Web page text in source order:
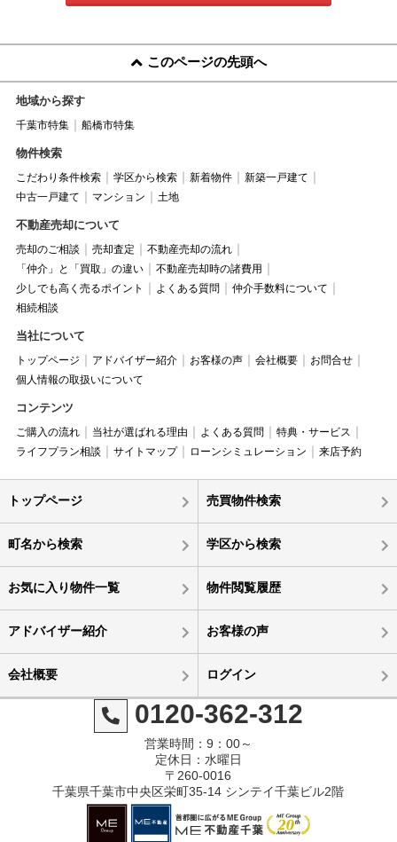
このページの先頭へ
地域から探す
千葉市特集 船橋市特集
物件検索
こだわり条件検索 学区から検索 新着物件
新築一戸建て
中古一戸建て
マンション 土地
不動産売却について
売却のご相談 売却査定
不動産売却の流れ
「仲介」と「買取」の違い
不動産売却時の諸費用
少しでも高く売るポイント
よくある質問
仲介手数料について
相続相談
当社について
トップページ アドバイザー紹介 お客様の声 会社概要
お問合せ
個人情報の取扱いについて
コンテンツ
ご購入の流れ 当社が選ばれる理由 よくある質問
特典・サービス
ライフプラン相談
サイトマップ ローンシミュレーション 来店予約
トップページ 売買物件検索
町名から検索 学区から検索
お気に入り物件一覧 物件閲覧履歴
アドバイザー紹介 お客様の声
会社概要 ログイン
0120-362-312
営業時間：9：00～
定休日：水曜日
〒260-0016
千葉県千葉市中央区栄町35-14 シンテイ千葉ビル2階